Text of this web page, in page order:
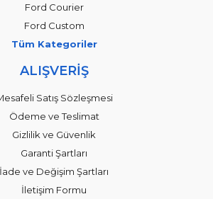
Ford Courier
Ford Custom
Tüm Kategoriler
ALIŞVERİŞ
Satış Sözleşmesi
Ödeme ve Teslimat
Gizlilik ve Güvenlik
Garanti Şartları
İade ve Değişim Şartları
İletişim Formu